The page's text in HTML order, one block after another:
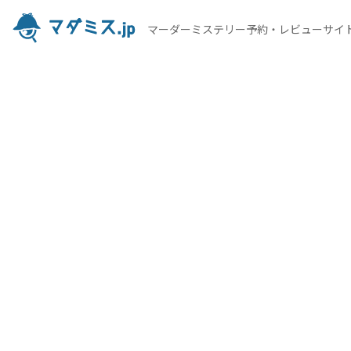
マーダーミステリー予約・レビューサイ